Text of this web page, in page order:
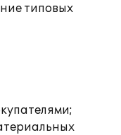
типовых